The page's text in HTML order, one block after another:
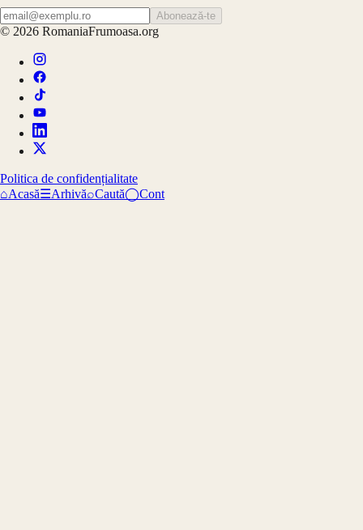
Abonează-te
© 2026 RomaniaFrumoasa.org
Politica de confidențialitate
⌂Acasă☰Arhivă⌕Caută◯Cont